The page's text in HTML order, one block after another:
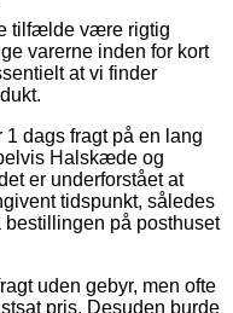
tilfælde være rigtig
varerne inden for kort
at vi finder
dags fragt på en lang
Halskæde og
er underforstået at
tidspunkt, således
bestillingen på posthuset
uden gebyr, men ofte
pris. Desuden burde